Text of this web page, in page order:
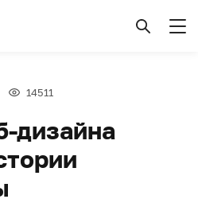
14511
дизайна